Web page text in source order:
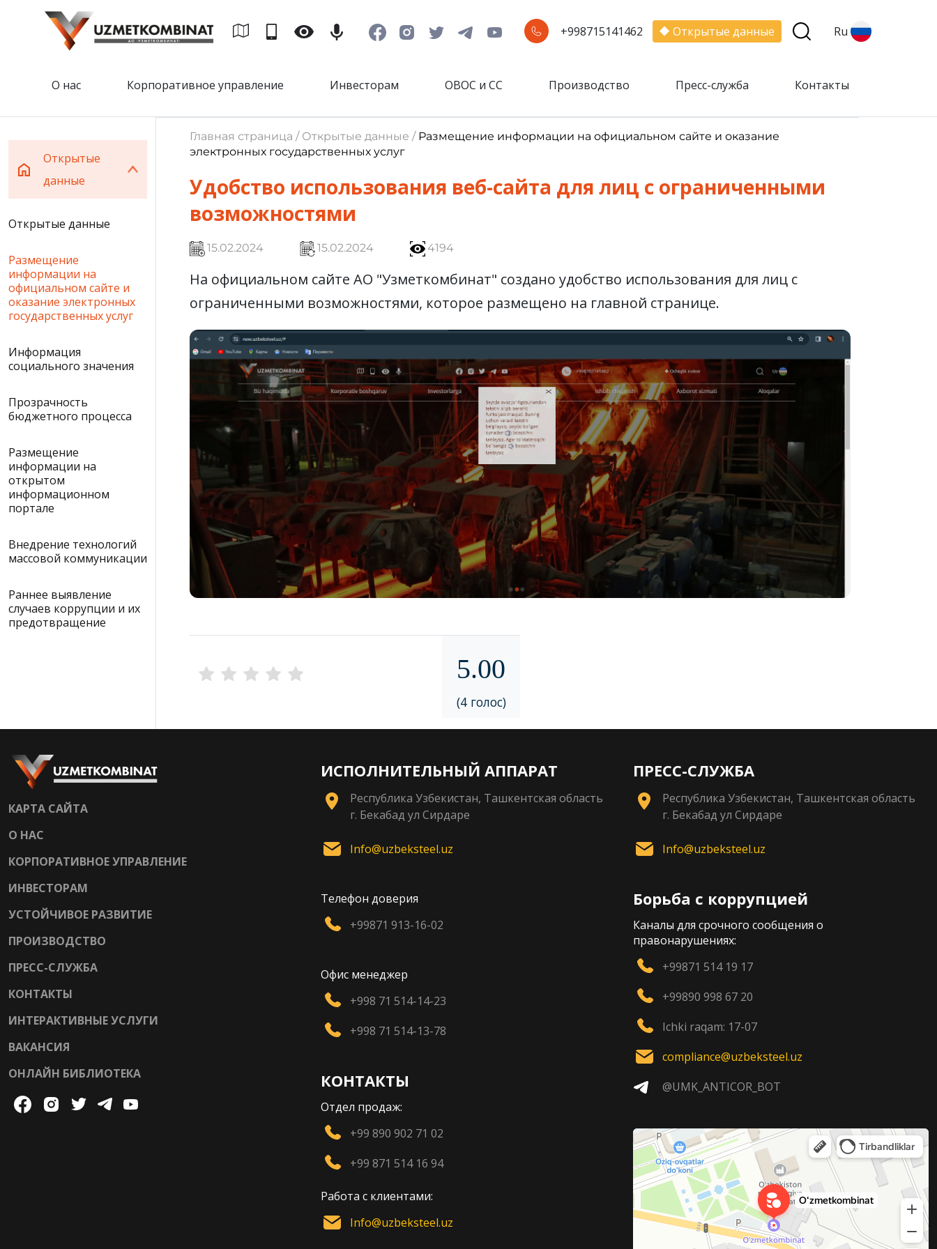
+998715141462 Открытые данные Ru
О нас Корпоративное управление Инвесторам ОВОС и СС Производство Пресс-служба Контакты
Открытые
данные
Открытые данные
Размещение
информации на
официальном сайте и
оказание электронных
государственных услуг
Информация
социального значения
Прозрачность
бюджетного процесса
Размещение
информации на
открытом
информационном
портале
Внедрение технологий
массовой коммуникации
Раннее выявление
случаев коррупции и их
предотвращение
Главная страница / Открытые данные / Размещение информации на официальном сайте и оказание
электронных государственных услуг
Удобство использования веб-сайта для лиц с ограниченными
возможностями
15.02.2024 15.02.2024 4194
На официальном сайте АО "Узметкомбинат" создано удобство использования для лиц с
ограниченными возможностями, которое размещено на главной странице.
5.00
(4 голос)
КАРТА САЙТА
О НАС
КОРПОРАТИВНОЕ УПРАВЛЕНИЕ
ИНВЕСТОРАМ
УСТОЙЧИВОЕ РАЗВИТИЕ
ПРОИЗВОДСТВО
ПРЕСС-СЛУЖБА
КОНТАКТЫ
ИНТЕРАКТИВНЫЕ УСЛУГИ
ВАКАНСИЯ
ОНЛАЙН БИБЛИОТЕКА
ИСПОЛНИТЕЛЬНЫЙ АППАРАТ
Республика Узбекистан, Ташкентская область
г. Бекабад ул Сирдаре
Info@uzbeksteel.uz
Телефон доверия
+99871 913-16-02
Офис менеджер
+998 71 514-14-23
+998 71 514-13-78
КОНТАКТЫ
Отдел продаж:
+99 890 902 71 02
+99 871 514 16 94
Работа с клиентами:
Info@uzbeksteel.uz
ПРЕСС-СЛУЖБА
Республика Узбекистан, Ташкентская область
г. Бекабад ул Сирдаре
Info@uzbeksteel.uz
Борьба с коррупцией
Каналы для срочного сообщения о
правонарушениях:
+99871 514 19 17
+99890 998 67 20
Ichki raqam: 17-07
compliance@uzbeksteel.uz
@UMK_ANTICOR_BOT